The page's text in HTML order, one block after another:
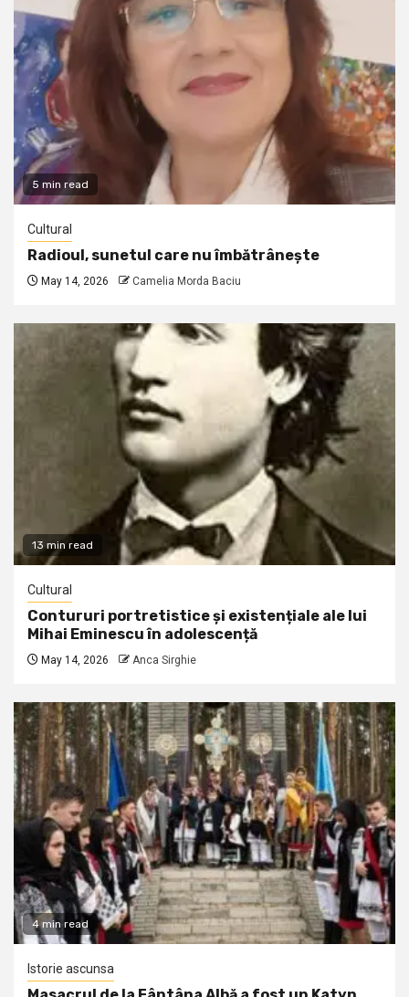
5 min read
Cultural
Radioul, sunetul care nu îmbătrânește
May 14, 2026 Camelia Morda Baciu
13 min read
Cultural
Contururi portretistice și existențiale ale lui
Mihai Eminescu în adolescență
May 14, 2026 Anca Sirghie
4 min read
Istorie ascunsa